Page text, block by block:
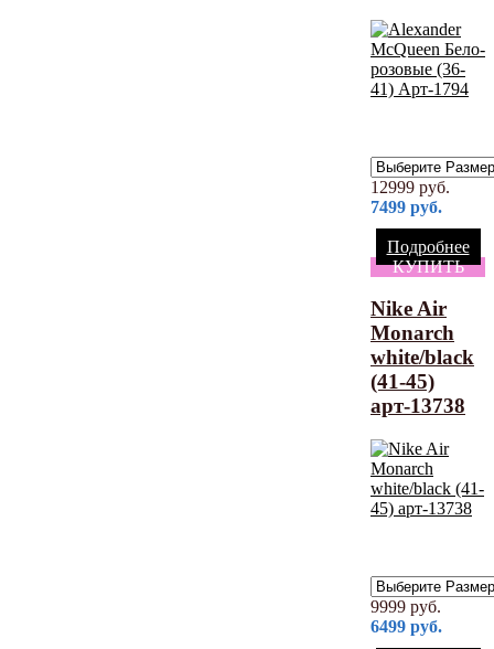
12999 руб.
7499 руб.
Подробнее
КУПИТЬ
Nike Air
Monarch
white/black
(41-45)
арт-13738
9999 руб.
6499 руб.